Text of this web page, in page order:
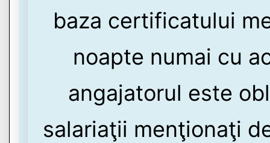
baza certificatului
noapte numai cu
angajatorul este
salariaţii menţionaţi